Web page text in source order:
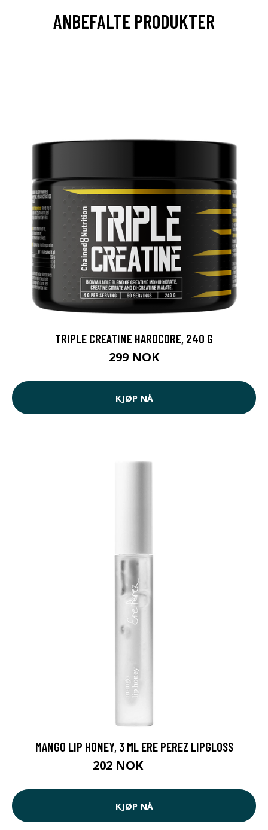
ANBEFALTE PRODUKTER
TRIPLE CREATINE HARDCORE, 240 G
299 NOK
KJØP NÅ
MANGO LIP HONEY, 3 ML ERE PEREZ LIPGLOSS
202 NOK
KJØP NÅ